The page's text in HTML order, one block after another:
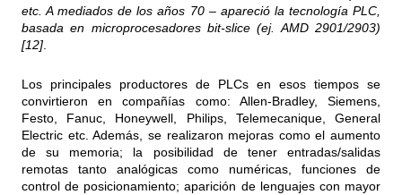
etc. A mediados de los años 70 – apareció la tecnología PLC,
basada en microprocesadores bit-slice (ej. AMD 2901/2903)
[12].
Los principales productores de PLCs en esos tiempos se
convirtieron en compañías como: Allen-Bradley, Siemens,
Festo, Fanuc, Honeywell, Philips, Telemecanique, General
Electric etc. Además, se realizaron mejoras como el aumento
de su memoria; la posibilidad de tener entradas/salidas
remotas tanto analógicas como numéricas, funciones de
control de posicionamiento; aparición de lenguajes con mayor